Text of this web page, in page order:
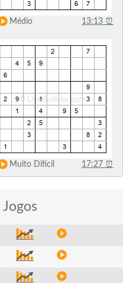
Médio 13:13 ⏰
Muito Difícil 17:27 ⏰
Jogos